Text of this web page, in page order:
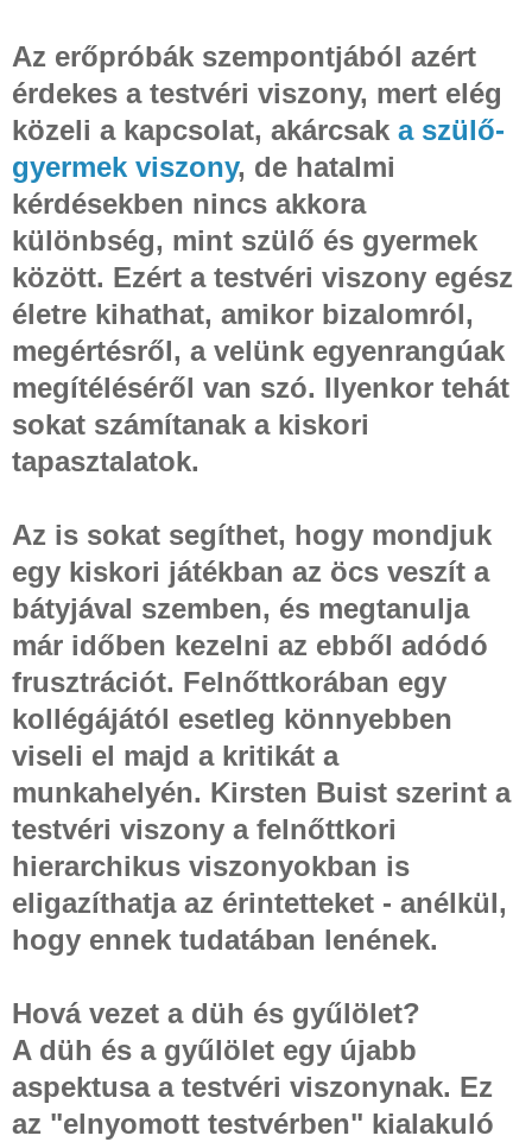
Az erőpróbák szempontjából azért
érdekes a testvéri viszony, mert elég
közeli a kapcsolat, akárcsak a szülő-
gyermek viszony, de hatalmi
kérdésekben nincs akkora
különbség, mint szülő és gyermek
között. Ezért a testvéri viszony egész
életre kihathat, amikor bizalomról,
megértésről, a velünk egyenrangúak
megítéléséről van szó. Ilyenkor tehát
sokat számítanak a kiskori
tapasztalatok.
Az is sokat segíthet, hogy mondjuk
egy kiskori játékban az öcs veszít a
bátyjával szemben, és megtanulja
már időben kezelni az ebből adódó
frusztrációt. Felnőttkorában egy
kollégájától esetleg könnyebben
viseli el majd a kritikát a
munkahelyén. Kirsten Buist szerint a
testvéri viszony a felnőttkori
hierarchikus viszonyokban is
eligazíthatja az érintetteket - anélkül,
hogy ennek tudatában lenének.
Hová vezet a düh és gyűlölet?
A düh és a gyűlölet egy újabb
aspektusa a testvéri viszonynak. Ez
az "elnyomott testvérben" kialakuló